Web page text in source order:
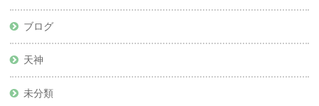
ブログ
天神
未分類